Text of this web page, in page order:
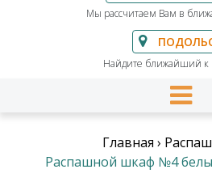
Мы рассчитаем Вам в
Найдите ближайший к
Главная ›
Распашной шкаф №4